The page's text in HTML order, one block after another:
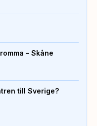
– Skåne
till Sverige?